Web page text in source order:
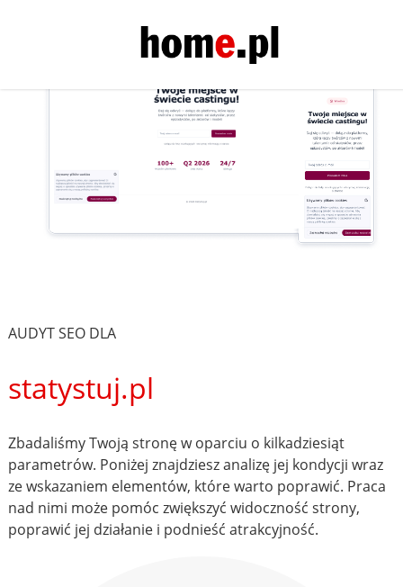
AUDYT SEO DLA
statystuj.pl
Zbadaliśmy Twoją stronę w oparciu o kilkadziesiąt
parametrów. Poniżej znajdziesz analizę jej kondycji wraz
ze wskazaniem elementów, które warto poprawić. Praca
nad nimi może pomóc zwiększyć widoczność strony,
poprawić jej działanie i podnieść atrakcyjność.